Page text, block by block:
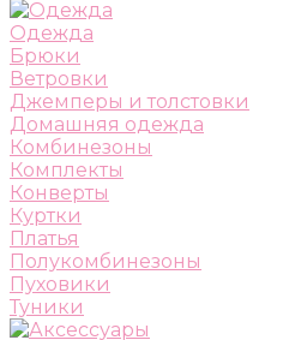
Одежда
Брюки
Ветровки
Джемперы и толстовки
Домашняя одежда
Комбинезоны
Комплекты
Конверты
Куртки
Платья
Полукомбинезоны
Пуховики
Туники